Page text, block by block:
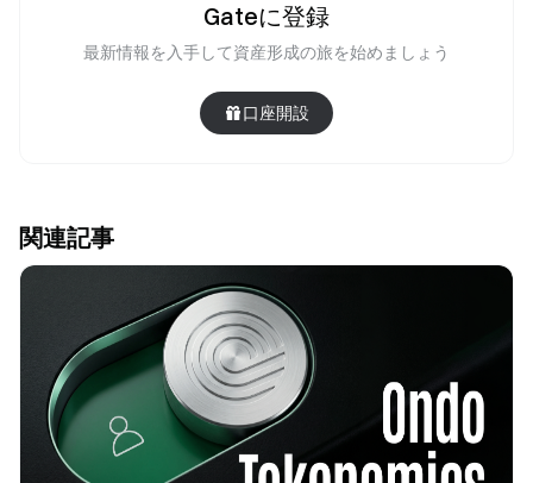
Gateに登録
最新情報を入手して資産形成の旅を始めましょう
口座開設
関連記事